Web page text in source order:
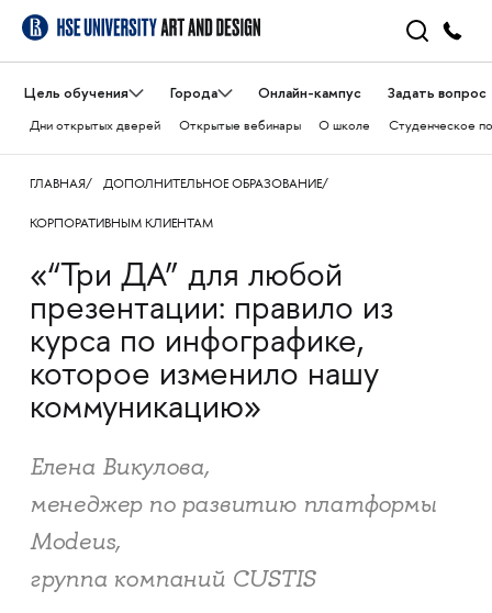
Цель обучения Города Онлайн-кампус Задать вопрос
Дни открытых дверей Открытые вебинары О школе Студенческое
ГЛАВНАЯ ДОПОЛНИТЕЛЬНОЕ ОБРАЗОВАНИЕ
КОРПОРАТИВНЫМ КЛИЕНТАМ
«“Три ДА” для любой
презентации: правило из
курса по инфографике,
которое изменило нашу
коммуникацию»
Елена Викулова,
менеджер по развитию платформы
Modeus,
группа компаний CUSTIS